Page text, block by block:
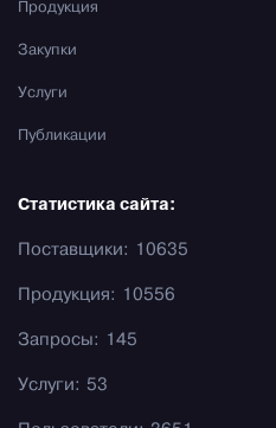
Продукция
Закупки
Услуги
Публикации
Статистика сайта:
Поставщики: 10635
Продукция: 10556
Запросы: 145
Услуги: 53